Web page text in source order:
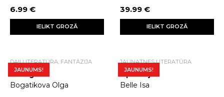
6.99 €
IELIKT GROZĀ
39.99 €
IELIKT GROZĀ
JAUNUMS!
DAIĻLITERATŪRA, FANTĀZIJA
Mainīgais
Bogatikova Olga
JAUNUMS!
JAUNATNES LITERATŪRA
Izpildītājs
Belle Isa